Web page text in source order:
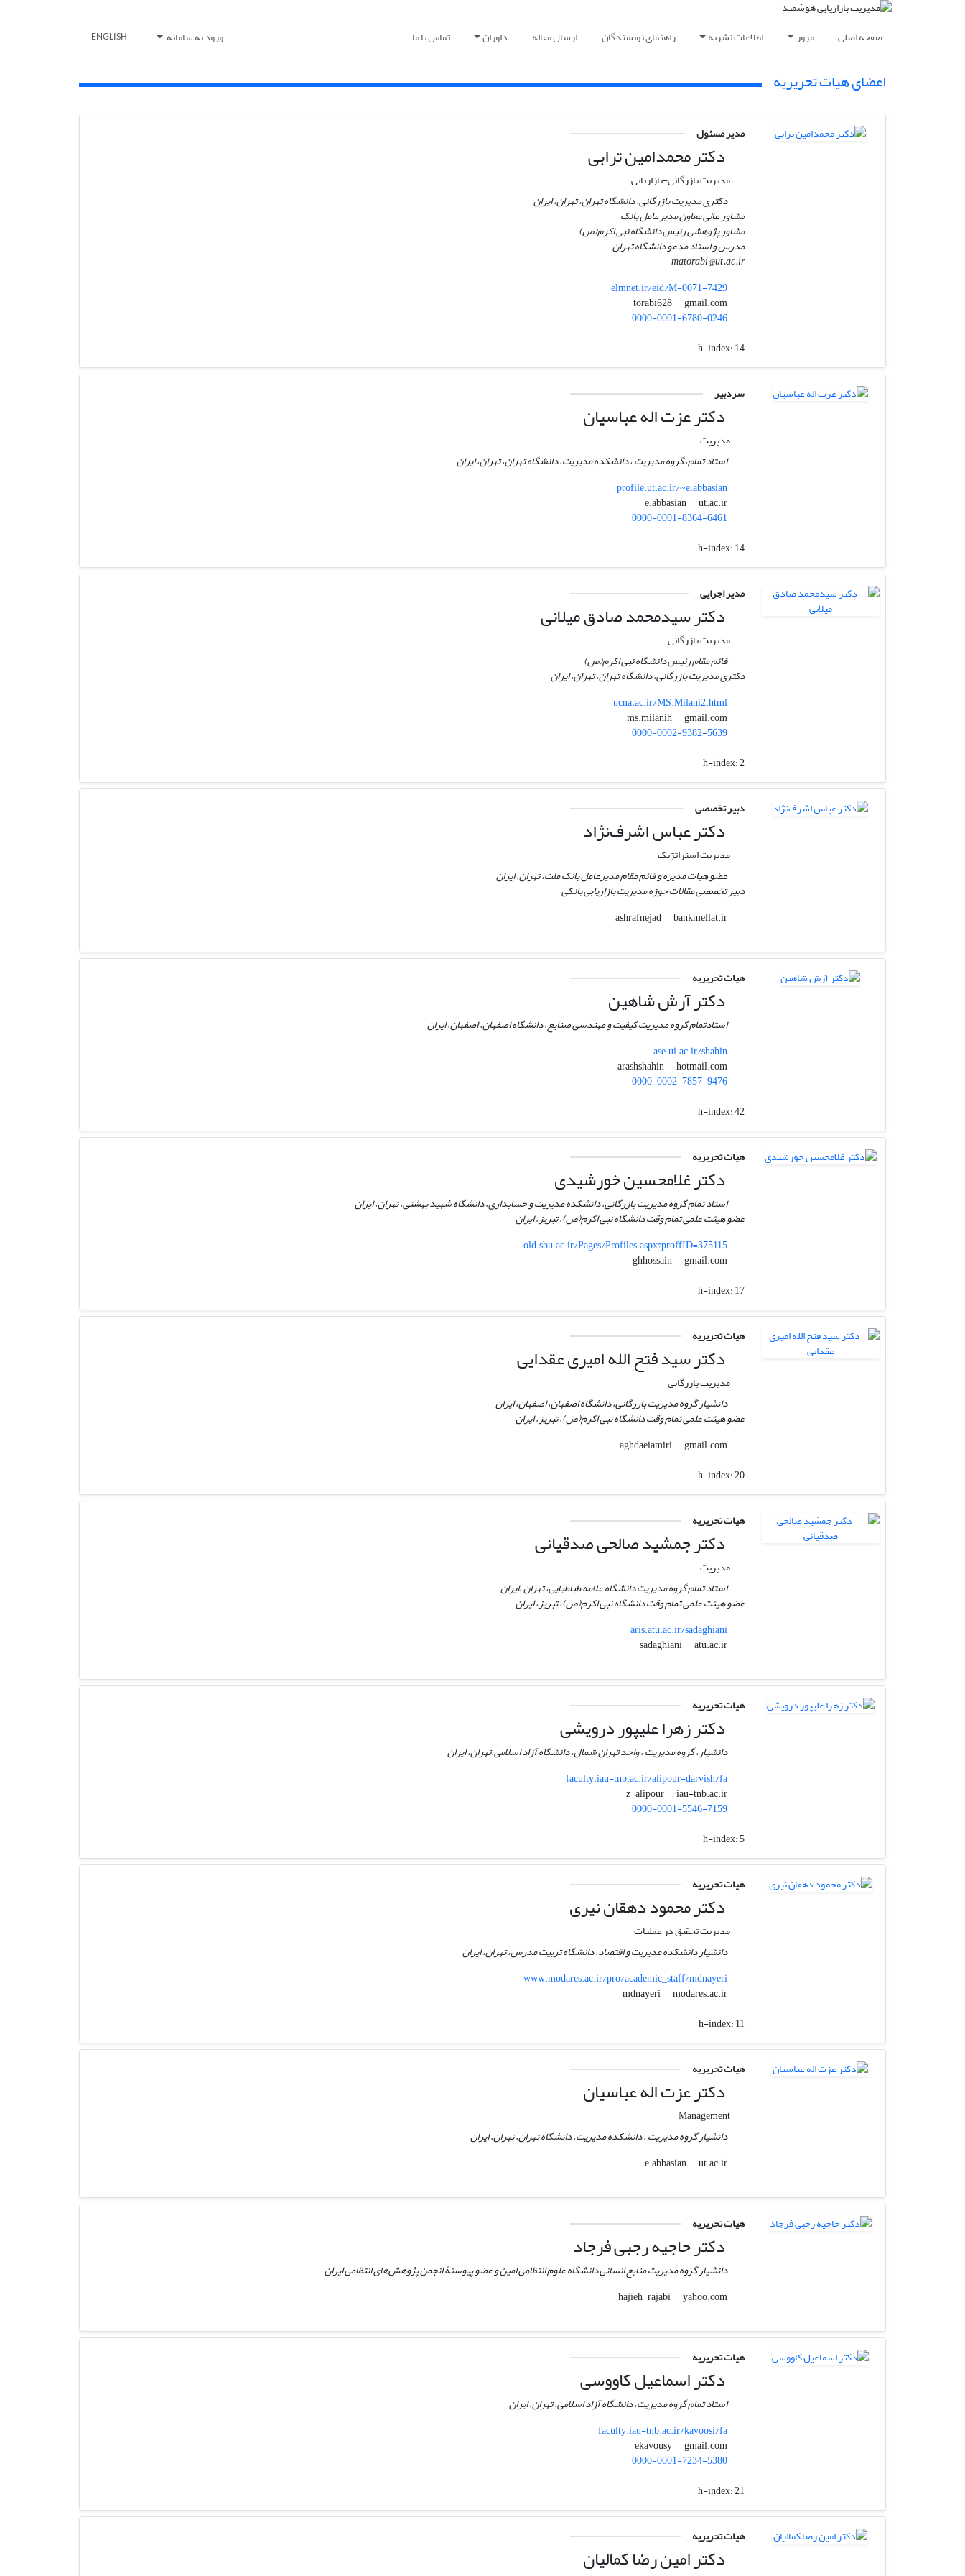
صفحه اصلی مرور اطلاعات نشریه راهنمای نویسندگان ارسال مقاله داوران تماس با ما ورود به سامانه ENGLISH
اعضای هیات تحریریه
مدیر مسئول
دکتر محمدامین ترابی
مدیریت بازرگانی-بازاریابی
دکتری مدیریت بازرگانی، دانشگاه تهران، تهران، ایران
مشاور عالی معاون مدیرعامل بانک
مشاور پژوهشی رئیس دانشگاه نبی اکرم(ص)
مدرس و استاد مدعو دانشگاه تهران
matorabi@ut.ac.ir
elmnet.ir/eid/M-0071-7429
gmail.com
0000-0001-6780-0246
h-index:14
سردبیر
دکتر عزت اله عباسیان
مدیریت
استاد تمام، گروه مدیریت ، دانشکده مدیریت، دانشگاه تهران، تهران، ایران
profile.ut.ac.ir/~e.abbasian
ut.ac.ir
0000-0001-8364-6461
h-index:14
مدیر اجرایی
دکتر سیدمحمد صادق میلانی
مدیریت بازرگانی
قائم مقام رئیس دانشگاه نبی اکرم(ص)
دکتری مدیریت بازرگانی، دانشگاه تهران، تهران، ایران
ucna.ac.ir/MS.Milani2.html
gmail.com
0000-0002-9382-5639
h-index:2
دبیر تخصصی
دکتر عباس اشرف‌نژاد
مدیریت استراتژیک
عضو هیات مدیره و قائم مقام مدیرعامل بانک ملت، تهران، ایران
دبیر تخصصی مقالات حوزه مدیریت بازاریابی بانکی
bankmellat.ir
هیات تحریریه
دکتر آرش شاهین
استادتمام گروه مدیریت کیفیت و مهندسی صنایع، دانشگاه اصفهان، اصفهان، ایران
ase.ui.ac.ir/shahin
hotmail.com
0000-0002-7857-9476
h-index:42
هیات تحریریه
دکتر غلامحسین خورشیدی
استاد تمام گروه مدیریت بازرگانی، دانشکده مدیریت و حسابداری، دانشگاه شهید بهشتی، تهران، ایران
عضو هیئت علمی تمام وقت دانشگاه نبی اکرم(ص)، تبریز، ایران
old.sbu.ac.ir/Pages/Profiles.aspx?proffID=375115
gmail.com
h-index:17
هیات تحریریه
دکتر سید فتح الله امیری عقدایی
مدیریت بازرگانی
دانشیار گروه مدیریت بازرگانی، دانشگاه اصفهان، اصفهان، ایران
عضو هیئت علمی تمام وقت دانشگاه نبی اکرم(ص)، تبریز، ایران
gmail.com
h-index:20
هیات تحریریه
دکتر جمشید صالحی صدقیانی
مدیریت
استاد تمام گروه مدیریت دانشگاه علامه طباطبایی، تهران ،ایران
عضو هیئت علمی تمام وقت دانشگاه نبی اکرم(ص)، تبریز، ایران
aris.atu.ac.ir/sadaghiani
atu.ac.ir
هیات تحریریه
دکتر زهرا علیپور درویشی
دانشیار، گروه مدیریت ، واحد تهران شمال، دانشگاه آزاد اسلامی،تهران، ایران
faculty.iau-tnb.ac.ir/alipour-darvish/fa
iau-tnb.ac.ir
0000-0001-5546-7159
h-index:5
هیات تحریریه
دکتر محمود دهقان نیری
مدیریت تحقیق در عملیات
دانشیار دانشکده مدیریت و اقتصاد، دانشگاه تربیت مدرس، تهران، ایران
www.modares.ac.ir/pro/academic_staff/mdnayeri
modares.ac.ir
h-index:11
هیات تحریریه
دکتر عزت اله عباسیان
دانشیار گروه مدیریت ، دانشکده مدیریت، دانشگاه تهران، تهران، ایران
ut.ac.ir
هیات تحریریه
دکتر حاجیه رجبی فرجاد
دانشیار گروه مدیریت منابع انسانی دانشگاه علوم انتظامی امین و عضو پیوستۀ انجمن پژوهش‌های انتظامی ایران
yahoo.com
هیات تحریریه
دکتر اسماعیل کاووسی
استاد تمام گروه مدیریت، دانشگاه آزاد اسلامی، تهران، ایران
faculty.iau-tnb.ac.ir/kavoosi/fa
gmail.com
0000-0001-7234-5380
h-index:21
هیات تحریریه
دکتر امین رضا کمالیان